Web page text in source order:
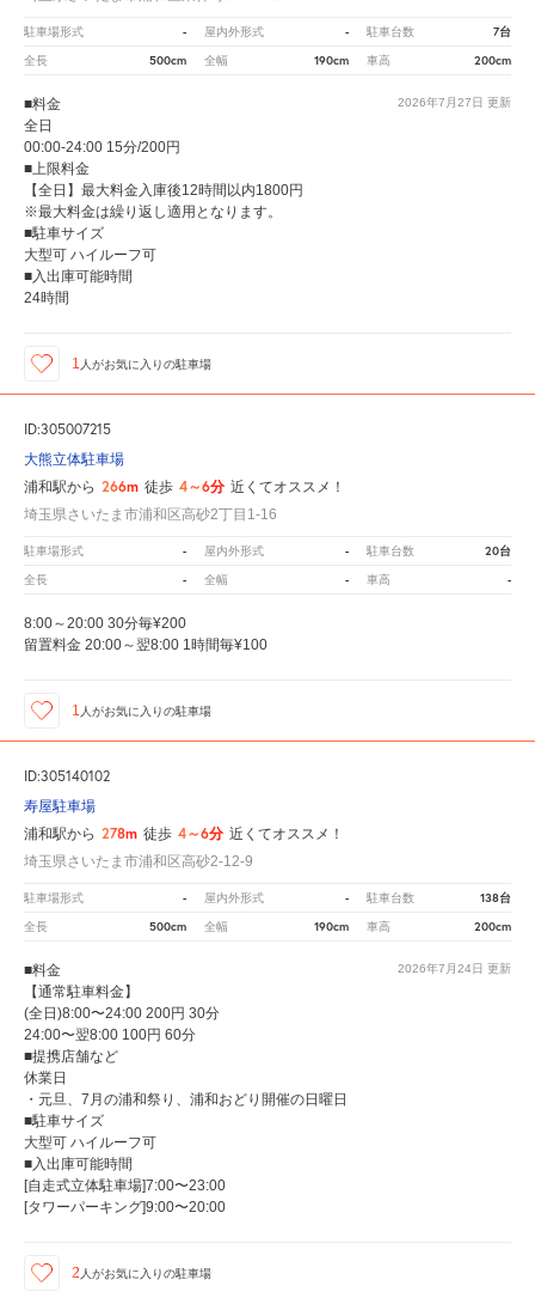
駐車場形式 - 屋内外形式 - 駐車台数 7台
全長 500cm 全幅 190cm 車高 200cm
2026年7月27日 更新
■料金
全日
00:00-24:00 15分/200円
■上限料金
【全日】最大料金入庫後12時間以内1800円
※最大料金は繰り返し適用となります。
■駐車サイズ
大型可 ハイルーフ可
■入出庫可能時間
24時間
1 人がお気に入りの駐車場
ID:305007215
大熊立体駐車場
浦和駅から 266m 徒歩 4～6分 近くてオススメ！
埼玉県さいたま市浦和区高砂2丁目1-16
駐車場形式 - 屋内外形式 - 駐車台数 20台
全長 - 全幅 - 車高 -
8:00～20:00 30分毎¥200
留置料金 20:00～翌8:00 1時間毎¥100
1 人がお気に入りの駐車場
ID:305140102
寿屋駐車場
浦和駅から 278m 徒歩 4～6分 近くてオススメ！
埼玉県さいたま市浦和区高砂2-12-9
駐車場形式 - 屋内外形式 - 駐車台数 138台
全長 500cm 全幅 190cm 車高 200cm
2026年7月24日 更新
■料金
【通常駐車料金】
(全日)8:00〜24:00 200円 30分
24:00〜翌8:00 100円 60分
■提携店舗など
休業日
・元旦、7月の浦和祭り、浦和おどり開催の日曜日
■駐車サイズ
大型可 ハイルーフ可
■入出庫可能時間
[自走式立体駐車場]7:00〜23:00
[タワーパーキング]9:00〜20:00
2 人がお気に入りの駐車場